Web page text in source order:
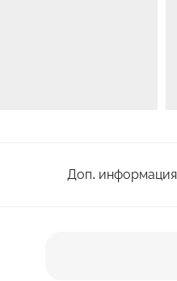
Доп. информация